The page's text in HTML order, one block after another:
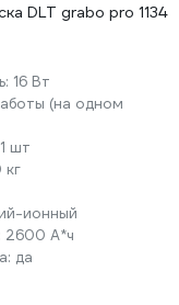
DLT grabo pro 1134
16 Вт
(на одном
1 шт
кг
ионный
2600 А*ч
да